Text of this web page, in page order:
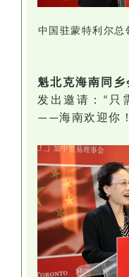
中国驻蒙特利尔总
魁北克海南同
发出邀请：
“ 只
——海南欢迎你！